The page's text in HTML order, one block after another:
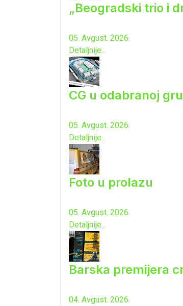
„Beogradski trio i
05. Avgust. 2026.
Detaljnije...
CG u odabranoj
05. Avgust. 2026.
Detaljnije...
Foto u prolazu
05. Avgust. 2026.
Detaljnije...
Barska premijera
04. Avgust. 2026.